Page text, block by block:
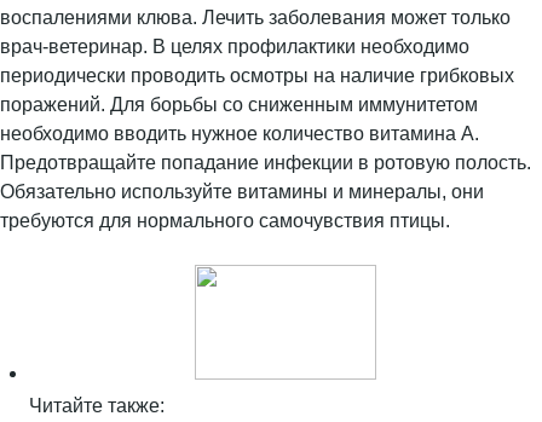
воспалениями клюва. Лечить заболевания может только
врач-ветеринар. В целях профилактики необходимо
периодически проводить осмотры на наличие грибковых
поражений. Для борьбы со сниженным иммунитетом
необходимо вводить нужное количество витамина А.
Предотвращайте попадание инфекции в ротовую полость.
Обязательно используйте витамины и минералы, они
требуются для нормального самочувствия птицы.
Читайте также: